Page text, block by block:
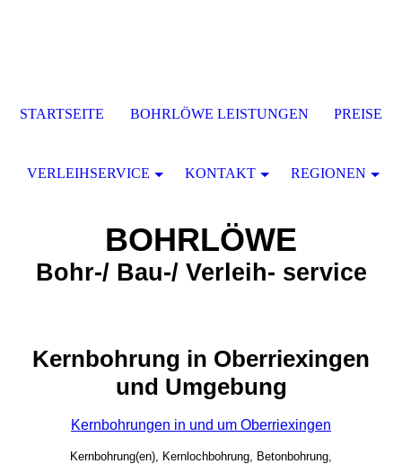
BOHRLÖWE
Bohr-/ Bau-/ Verleih- service
Kernbohrung in Oberriexingen
und Umgebung
Kernbohrungen in und um Oberriexingen
Kernbohrung(en), Kernlochbohrung, Betonbohrung,
STARTSEITE BOHRLÖWE LEISTUNGEN PREISE
VERLEIHSERVICE KONTAKT REGIONEN